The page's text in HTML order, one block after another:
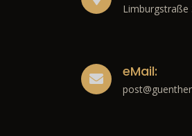
Limburgstraße
eMail: